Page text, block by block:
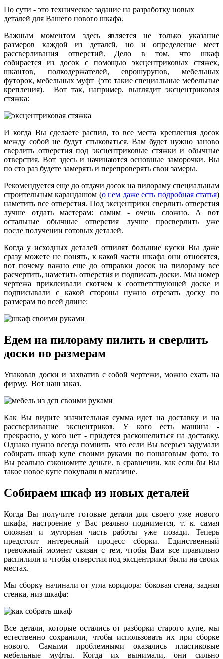
По сути - это техническое задание на разработку новых
деталей для Вашего нового шкафа.
Важным моментом здесь является не только указание
размеров каждой из деталей, но и определение мест
рассверливания отверстий. Дело в том, что шкаф
собирается из досок с помощью эксцентриковых стяжек,
шкантов, полкодержателей, еврошурупов, мебельных
футорок, мебельных муфт (это такие специальные мебельные
крепления). Вот так, например, выглядит эксцентриковая
стяжка:
И когда Вы сделаете распил, то все места крепления досок
между собой не будут стыковаться. Вам будет нужно заново
сверлить отверстия под эксцентриковые стяжки и обычные
отверстия. Вот здесь и начинаются основные заморочки. Вы
по сто раз будете замерять и перепроверять свои замеры.
Рекомендуется еще до отдачи досок на пилораму специальным
строительным карандашом (о нем даже есть подробная статья)
наметить все отверстия. Под эксцентрики сверлить отверстия
лучше отдать мастерам: самим - очень сложно. А вот
остальные обычные отверстия лучше просверлить уже
после получении готовых деталей.
Когда у исходных деталей отпилят большие куски Вы даже
сразу можете не понять, к какой части шкафа они относятся,
вот почему важно еще до отправки досок на пилораму все
расчертить, наметить отверстия и подписать доски. Мы номер
чертежа приклеивали скотчем к соответствующей доске и
подписывали с какой стороны нужно отрезать доску по
размерам по всей длине:
Едем на пилораму пилить и сверлить
доски по размерам
Упаковав доски и захватив с собой чертежи, можно ехать на
фирму. Вот наш заказ.
Как Вы видите значительная сумма идет на доставку и на
рассверливание эксцентриков. У кого есть машина -
прекрасно, у кого нет - придется раскошелиться на доставку.
Однако нужно всегда помнить, что если Вы всерьез задумали
собирать шкаф купе своими руками по пошаговым фото, то
Вы реально сэкономите деньги, в сравнении, как если бы Вы
такое новое купе покупали в магазине.
Собираем шкаф из новых деталей
Когда Вы получите готовые детали для своего уже нового
шкафа, настроение у Вас реально поднимется, т. к. самая
сложная и муторная часть работы уже позади. Теперь
предстоит интересный процесс сборки. Единственный
тревожный момент связан с тем, чтобы Вам все правильно
распилили и чтобы отверстия под эксцентрики были на своих
местах.
Мы сборку начинали от угла коридора: боковая стена, задняя
стенка, низ шкафа:
Все детали, которые остались от разборки старого купе, мы
естественно сохранили, чтобы использовать их при сборке
нового. Самыми проблемными оказались пластиковые
мебельные муфты. Когда их вынимали, они сильно